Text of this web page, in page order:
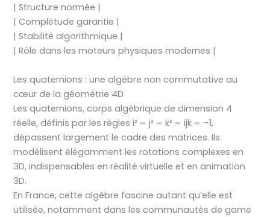
| Structure normée |
| Complétude garantie |
| Stabilité algorithmique |
| Rôle dans les moteurs physiques modernes |
Les quaternions : une algèbre non commutative au
cœur de la géométrie 4D
Les quaternions, corps algébrique de dimension 4
réelle, définis par les règles i² = j² = k² = ijk = –1,
dépassent largement le cadre des matrices. Ils
modélisent élégamment les rotations complexes en
3D, indispensables en réalité virtuelle et en animation
3D.
En France, cette algèbre fascine autant qu’elle est
utilisée, notamment dans les communautés de game